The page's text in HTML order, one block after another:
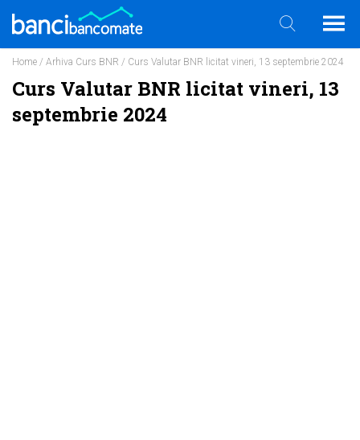
Home / Arhiva Curs BNR / Curs Valutar BNR licitat vineri, 13 septembrie 2024
Curs Valutar BNR licitat vineri, 13
septembrie 2024